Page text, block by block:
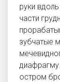
руки
части
зубчатые
остром